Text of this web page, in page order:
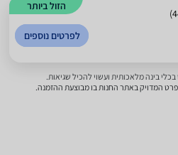
הזול ביותר
)
לפרטים נוספים
בינה מלאכותית ועשוי להכיל שגיאות.
המדויק באתר החנות בו מבוצעת ההזמנה.